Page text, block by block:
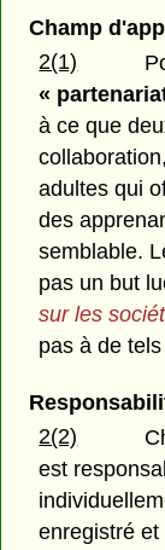
Champ
2(1)
«
à ce que
adultes qui
des
semblable.
pas un but
sur les
pas à de
2(2)
est
enregistré